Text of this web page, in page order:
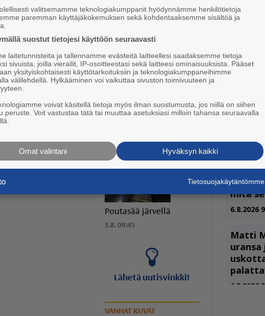
Koulu-sykähdyksiä
16.6. 07:30
LUKIJAN KUVAT
Poutasää järvellä
5.8. 09:45
Lähetä uutisvinkki!
VANHAT KUVAT
valitsemamme teknologiakumppanit hyödynnämme henkilötietoja
paremman käyttäjäkokemuksen sekä kohdentaaksemme sisältöä ja
suostut tietojesi käyttöön seuraavasti
laitetunnisteita ja tallennamme evästeitä laitteellesi saadaksemme tietoja
sivuista, joilla vierailit, IP-osoitteestasi sekä laitteesi ominaisuuksista. Pääset
yksityiskohtaisesti käyttötarkoituksiin ja teknologiakumppaneihimme
välilehdellä. Hylkääminen voi vaikuttaa sivuston toimivuuteen ja
voivat käsitellä tietoja myös ilman suostumusta, jos niillä on siihen
peruste. Voit vastustaa tätä tai muuttaa asetuksiasi milloin tahansa seuraavalla
Hyväksyn kaikki
Omat valintani
Tietosuojakäytäntömme